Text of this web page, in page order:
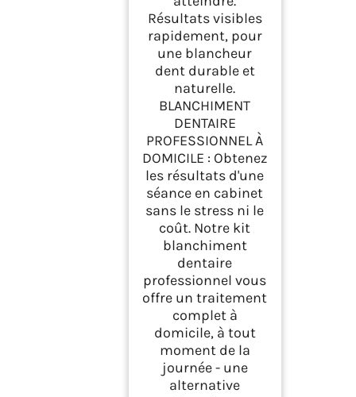
Résultats visibles
rapidement, pour
une blancheur
dent durable et
naturelle.
BLANCHIMENT
DENTAIRE
PROFESSIONNEL À
DOMICILE : Obtenez
les résultats d'une
séance en cabinet
sans le stress ni le
coût. Notre kit
blanchiment
dentaire
professionnel vous
offre un traitement
complet à
domicile, à tout
moment de la
journée - une
alternative